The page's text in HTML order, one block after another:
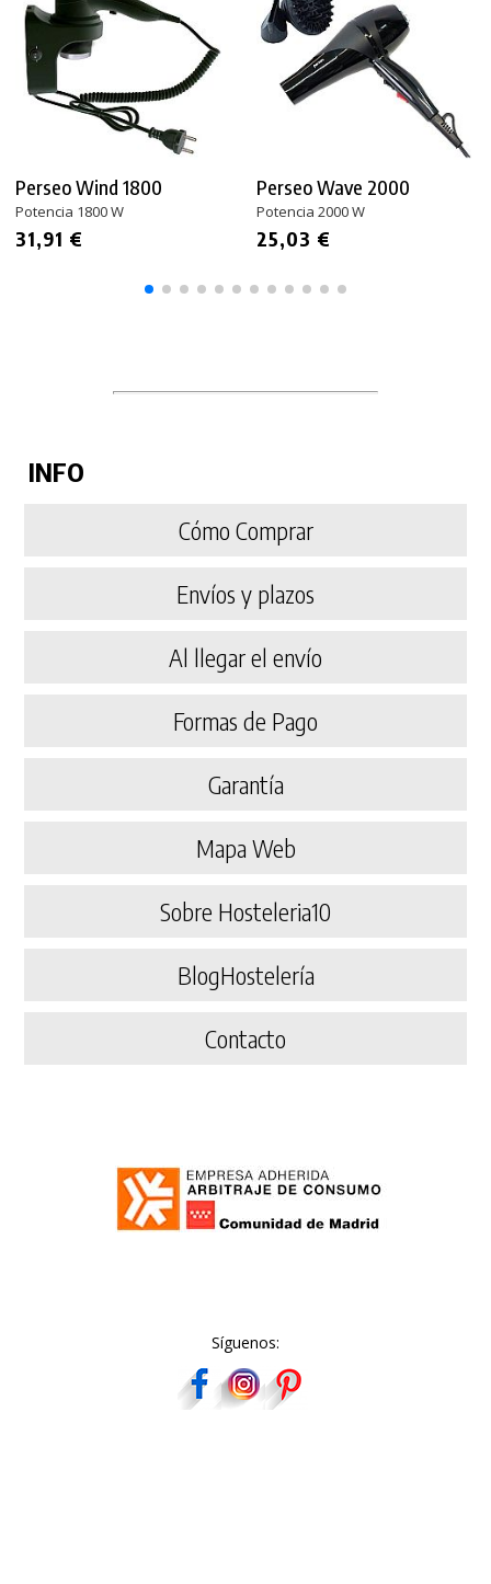
Perseo Wind 1800
Potencia 1800 W
31,91 €
Perseo Wave 2000
Potencia 2000 W
25,03 €
INFO
Cómo Comprar
Envíos y plazos
Al llegar el envío
Formas de Pago
Garantía
Mapa Web
Sobre Hosteleria10
BlogHostelería
Contacto
Síguenos: